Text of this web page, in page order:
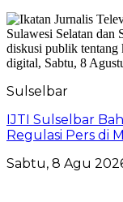
Sulselbar
IJTI Sulselbar
Regulasi Pers di
Sabtu, 8 Agu